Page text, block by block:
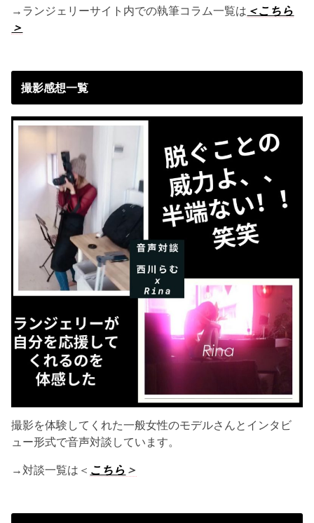
→ランジェリーサイト内での執筆コラム一覧は ＜こちら
＞
撮影感想一覧
撮影を体験してくれた一般女性のモデルさんとインタビ
ュー形式で音声対談しています。
→対談一覧は＜ こちら ＞